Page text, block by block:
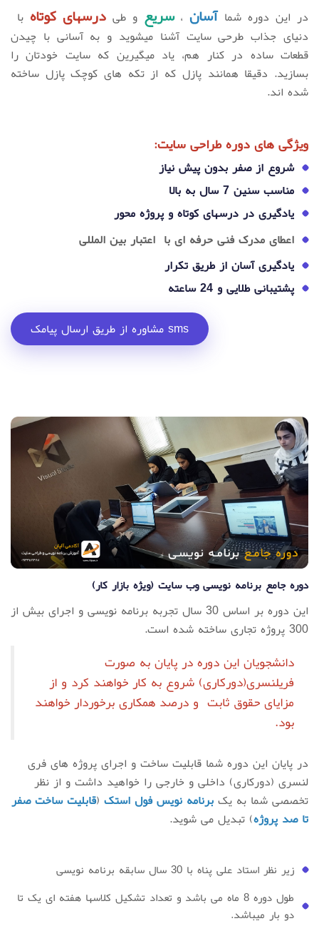
در این دوره شماآسان ، سریع و طی درسهای کوتاه با
دنیای جذاب طرحی سایت آشنا میشوید و به آسانی با چیدن
قطعات ساده در کنار هم، یاد میگیرین که سایت خودتان را
بسازید. دقیقا همانند پازل که از تکه های کوچک پازل ساخته
شده اند.
ویژگی های دوره طراحی سایت:
شروع از صفر بدون پیش نیاز
مناسب سنین 7 سال به بالا
یادگیری در درسهای کوتاه و پروژه محور
اعطای مدرک فنی حرفه ای با اعتبار بین المللی
یادگیری آسان از طریق تکرار
پشتیبانی طلایی و 24 ساعته
مشاوره از طریق ارسال پیامک sms
دوره جامع برنامه نویسی وب سایت (ویژه بازار کار)
این دوره بر اساس 30 سال تجربه برنامه نویسی و اجرای بیش از
300 پروژه تجاری ساخته شده است.
دانشجویان این دوره در پایان به صورت
فریلنسری(دورکاری) شروع به کار خواهند کرد و از
مزایای حقوق ثابت و درصد همکاری برخوردار خواهند
بود.
در پایان این دوره شما قابلیت ساخت و اجرای پروژه های فری
لنسری (دورکاری) داخلی و خارجی را خواهید داشت و از نظر
تخصصی شما به یکبرنامه نویس فول استک (قابلیت ساخت صفر
تا صد پروژه) تبدیل می شوید.
زیر نظر استاد علی پناه با 30 سال سابقه برنامه نویسی
طول دوره 8 ماه می باشد و تعداد تشکیل کلاسها هفته ای یک تا
دو بار میباشد.